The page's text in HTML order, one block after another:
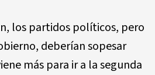
los partidos políticos, pero
deberían sopesar
más para ir a la segunda